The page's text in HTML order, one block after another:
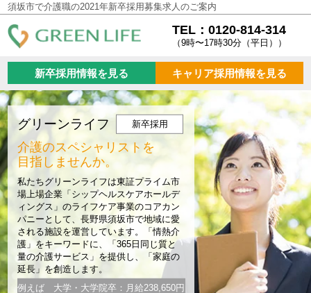
須坂市で介護職の2021年新卒採用募集求人のご案内
TEL：0120-814-314
（9時〜17時30分（平日））
新卒採用情報を見る キャリア採用情報を見る
グリーンライフ 新卒採用
介護のスペシャリストを
目指しませんか。
私たちグリーンライフは東証プライム市
場上場企業「シップヘルスケアホールデ
ィングス」のライフケア事業のコアカン
パニーとして、長野県須坂市で地域に愛
される施設を運営しています。「情熱介
護」をキーワードに、「365日同じ質と
量の介護サービス」を提供し、「家庭の
延長」を創造します。
例えば 大学・大学院卒：月給238,650円